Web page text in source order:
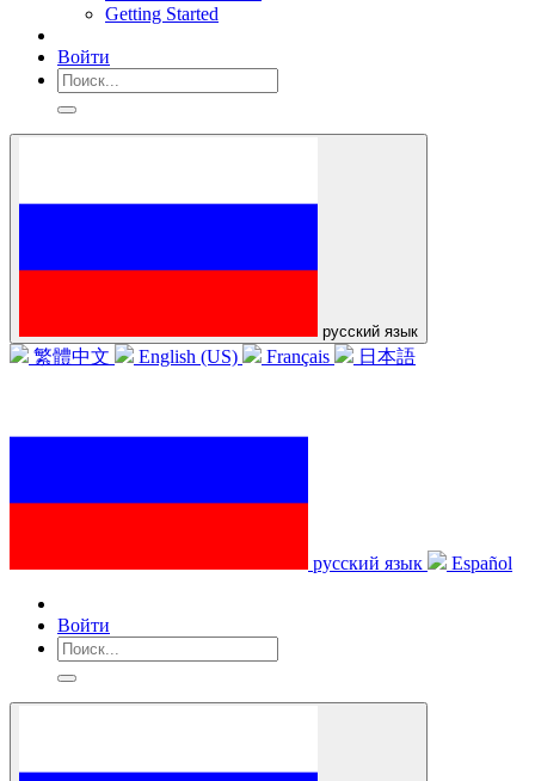
Getting Started
Войти
русский язык
繁體中文 English (US) Français 日本語
русский язык Español
Войти